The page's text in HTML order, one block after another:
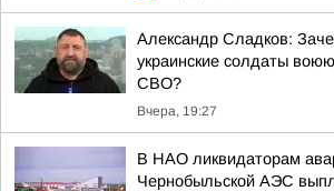
Александр Сладков:
украинские солдаты
СВО?
Вчера, 19:27
В НАО ликвидаторам
Чернобыльской АЭС